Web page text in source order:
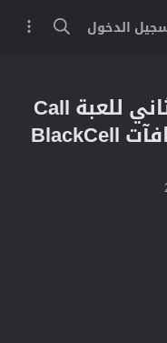
الدخول
تذكرة معركة الموسم الثاني للعبة Call
of Duty Black Ops 6: مكافآت BlackCell